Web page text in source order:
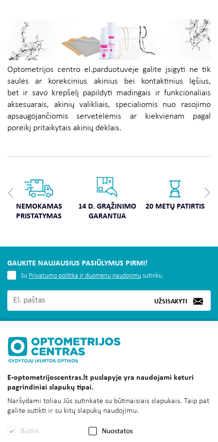
Optometrijos centro el.parduotuvėje galite įsigyti ne tik
saulės ar korekcinius akinius bei kontaktinius lęšius,
bet ir savo krepšelį papildyti madingais ir funkcionaliais
aksesuarais, akinių valikliais, specialiomis nuo rasojimo
apsaugojančiomis servetėlėmis ar kiekvienam pagal
poreikį pritaikytais akinių dėklais.
NEMOKAMAS
PRISTATYMAS
14 D. GRĄŽINIMO
GARANTIJA
20 METŲ PATIRTIS
GAUKITE NAUJAUSIUS PASIŪLYMUS PIRMI!
UŽSISAKYTI
Su Privatumo politika ir duomenų naudojimu sutinku.
INFORMACIJA
KLIENTAMS
UAB OPTOMETRIJOS CENTRAS
E-optometrijoscentras.lt puslapyje yra naudojami keturi
pagrindiniai slapukų tipai.
Naršydami toliau Jūs sutinkate su būtinaisiais slapukais. Taip pat
galite sutikti ir su kitų slapukų naudojimu.
Būtini Nuostatos